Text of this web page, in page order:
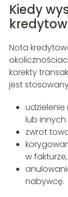
Kiedy
Nota
korekty
jest
udzielenie
lub
zwrot
w fakturze,
nabywcę.